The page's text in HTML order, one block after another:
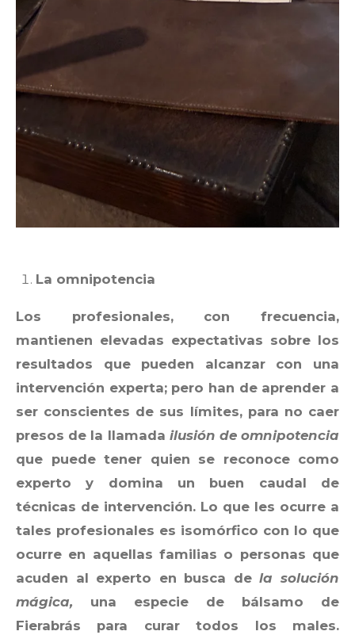
La omnipotencia
Los profesionales, con frecuencia,
mantienen elevadas expectativas sobre los
resultados que pueden alcanzar con una
intervención experta; pero han de aprender a
ser conscientes de sus límites, para no caer
presos de la llamada ilusión de omnipotencia
que puede tener quien se reconoce como
experto y domina un buen caudal de
técnicas de intervención. Lo que les ocurre a
tales profesionales es isomórfico con lo que
ocurre en aquellas familias o personas que
acuden al experto en busca dela solución
mágica, una especie de bálsamo de
Fierabrás para curar todos los males.